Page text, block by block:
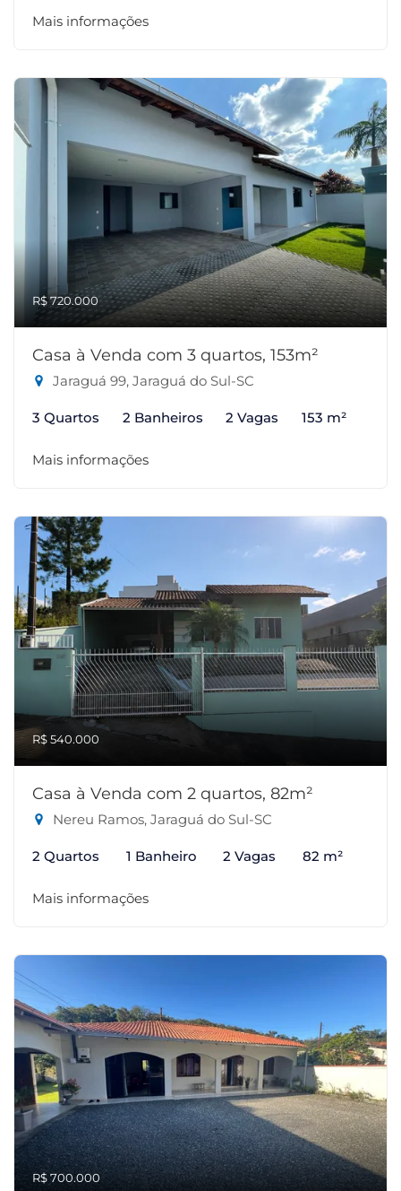
Mais informações
R$ 720.000
Casa à Venda com 3 quartos, 153m²
Jaraguá 99, Jaraguá do Sul-SC
3 Quartos 2 Banheiros 2 Vagas 153 m²
Mais informações
R$ 540.000
Casa à Venda com 2 quartos, 82m²
Nereu Ramos, Jaraguá do Sul-SC
2 Quartos 1 Banheiro 2 Vagas 82 m²
Mais informações
R$ 700.000